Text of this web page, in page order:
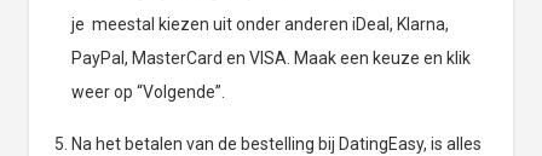
je meestal kiezen uit onder anderen iDeal, Klarna,
PayPal, MasterCard en VISA. Maak een keuze en klik
weer op “Volgende”.
Na het betalen van de bestelling bij DatingEasy, is alles